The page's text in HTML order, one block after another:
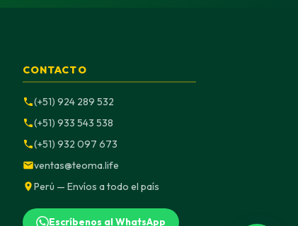
CONTACTO
(+51) 924 289 532
(+51) 933 543 538
(+51) 932 097 673
ventas@teoma.life
Perú — Envíos a todo el país
Escríbenos al WhatsApp